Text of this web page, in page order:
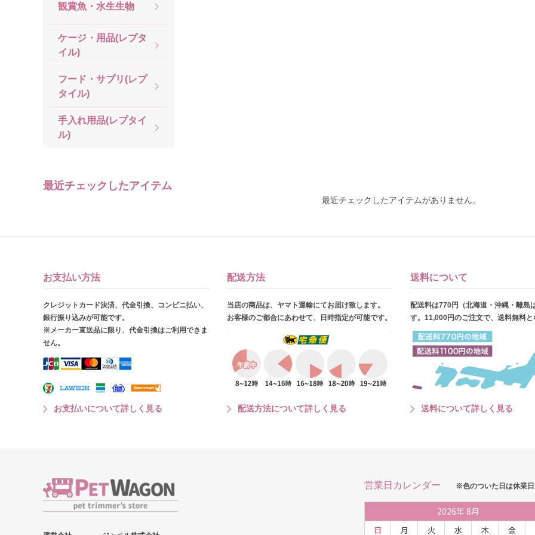
観賞魚・水生生物
ケージ・用品(レプタ
イル)
フード・サプリ(レプ
タイル)
手入れ用品(レプタイ
ル)
最近チェックしたアイテム
最近チェックしたアイテムがありません。
お支払い方法
クレジットカード決済、代金引換、コンビニ払い、
銀行振り込みが可能です。
※メーカー直送品に限り、代金引換はご利用できま
せん。
お支払いについて詳しく見る
配送方法
当店の商品は、ヤマト運輸にてお届け致します。
お客様のご都合にあわせて、日時指定が可能です。
配送方法について詳しく見る
送料について
配送料は770円（北海道・沖縄・離島
す。11,000円のご注文で、送料無料と
送料について詳しく見る
営業日カレンダー ※色のついた日は休業日
2026年 8月
日 月 火 水 木 金